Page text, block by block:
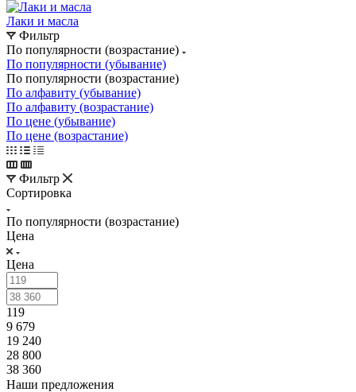
Лаки и масла
Фильтр
По популярности (возрастание)
По популярности (убывание)
По популярности (возрастание)
По алфавиту (убывание)
По алфавиту (возрастание)
По цене (убывание)
По цене (возрастание)
Фильтр
Сортировка
По популярности (возрастание)
Цена
Цена
119
9 679
19 240
28 800
38 360
Наши предложения